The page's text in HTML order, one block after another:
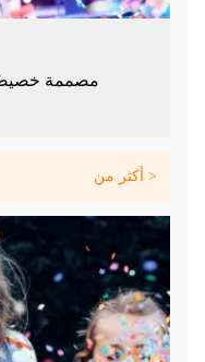
مصممة خصيصًا
أكثر من >